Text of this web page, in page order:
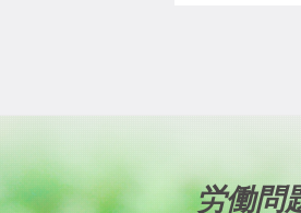
労働問